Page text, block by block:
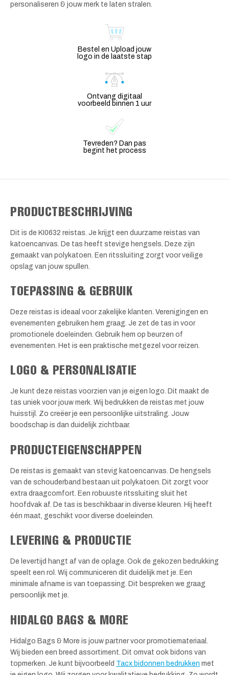
personaliseren & jouw merk te laten stralen.
Bestel en Upload jouw
logo in de laatste stap
Ontvang digitaal
voorbeeld binnen 1 uur
Tevreden? Dan pas
begint het process
PRODUCTBESCHRIJVING
Dit is de KI0632 reistas. Je krijgt een duurzame reistas van
katoencanvas. De tas heeft stevige hengsels. Deze zijn
gemaakt van polykatoen. Een ritssluiting zorgt voor veilige
opslag van jouw spullen.
TOEPASSING & GEBRUIK
Deze reistas is ideaal voor zakelijke klanten. Verenigingen en
evenementen gebruiken hem graag. Je zet de tas in voor
promotionele doeleinden. Gebruik hem op beurzen of
evenementen. Het is een praktische metgezel voor reizen.
LOGO & PERSONALISATIE
Je kunt deze reistas voorzien van je eigen logo. Dit maakt de
tas uniek voor jouw merk. Wij bedrukken de reistas met jouw
huisstijl. Zo creëer je een persoonlijke uitstraling. Jouw
boodschap is dan duidelijk zichtbaar.
PRODUCTEIGENSCHAPPEN
De reistas is gemaakt van stevig katoencanvas. De hengsels
van de schouderband bestaan uit polykatoen. Dit zorgt voor
extra draagcomfort. Een robuuste ritssluiting sluit het
hoofdvak af. De tas is beschikbaar in diverse kleuren. Hij heeft
één maat, geschikt voor diverse doeleinden.
LEVERING & PRODUCTIE
De levertijd hangt af van de oplage. Ook de gekozen bedrukking
speelt een rol. Wij communiceren dit duidelijk met je. Een
minimale afname is van toepassing. Dit bespreken we graag
persoonlijk met je.
HIDALGO BAGS & MORE
Hidalgo Bags & More is jouw partner voor promotiemateriaal.
Wij bieden een breed assortiment. Dit omvat ook bidons van
topmerken. Je kunt bijvoorbeeld Tacx bidonnen bedrukken met